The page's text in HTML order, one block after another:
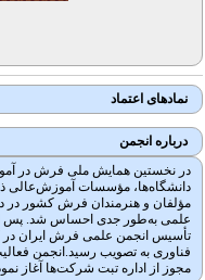
نمادهای اعتماد
درباره انجمن
دانشگاه‌ها، مؤسسات آموزش‌عالی
مؤلفان و هنرمندان فرش کشور در
تأسیس انجمن علمی فرش ایران در
مجوز از اداره تبت شرکت‌ها آغاز نمود.